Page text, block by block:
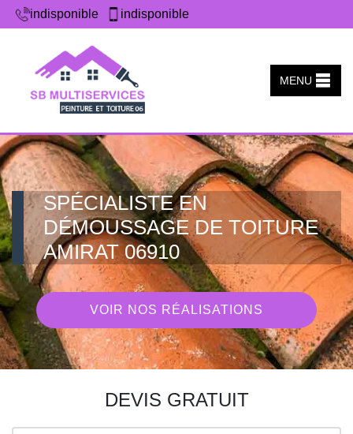
indisponible indisponible
MENU
SPÉCIALISTE EN
DÉMOUSSAGE DE TOITURE
AMIRAT 06910
VOIR NOS RÉALISATIONS
DEVIS GRATUIT